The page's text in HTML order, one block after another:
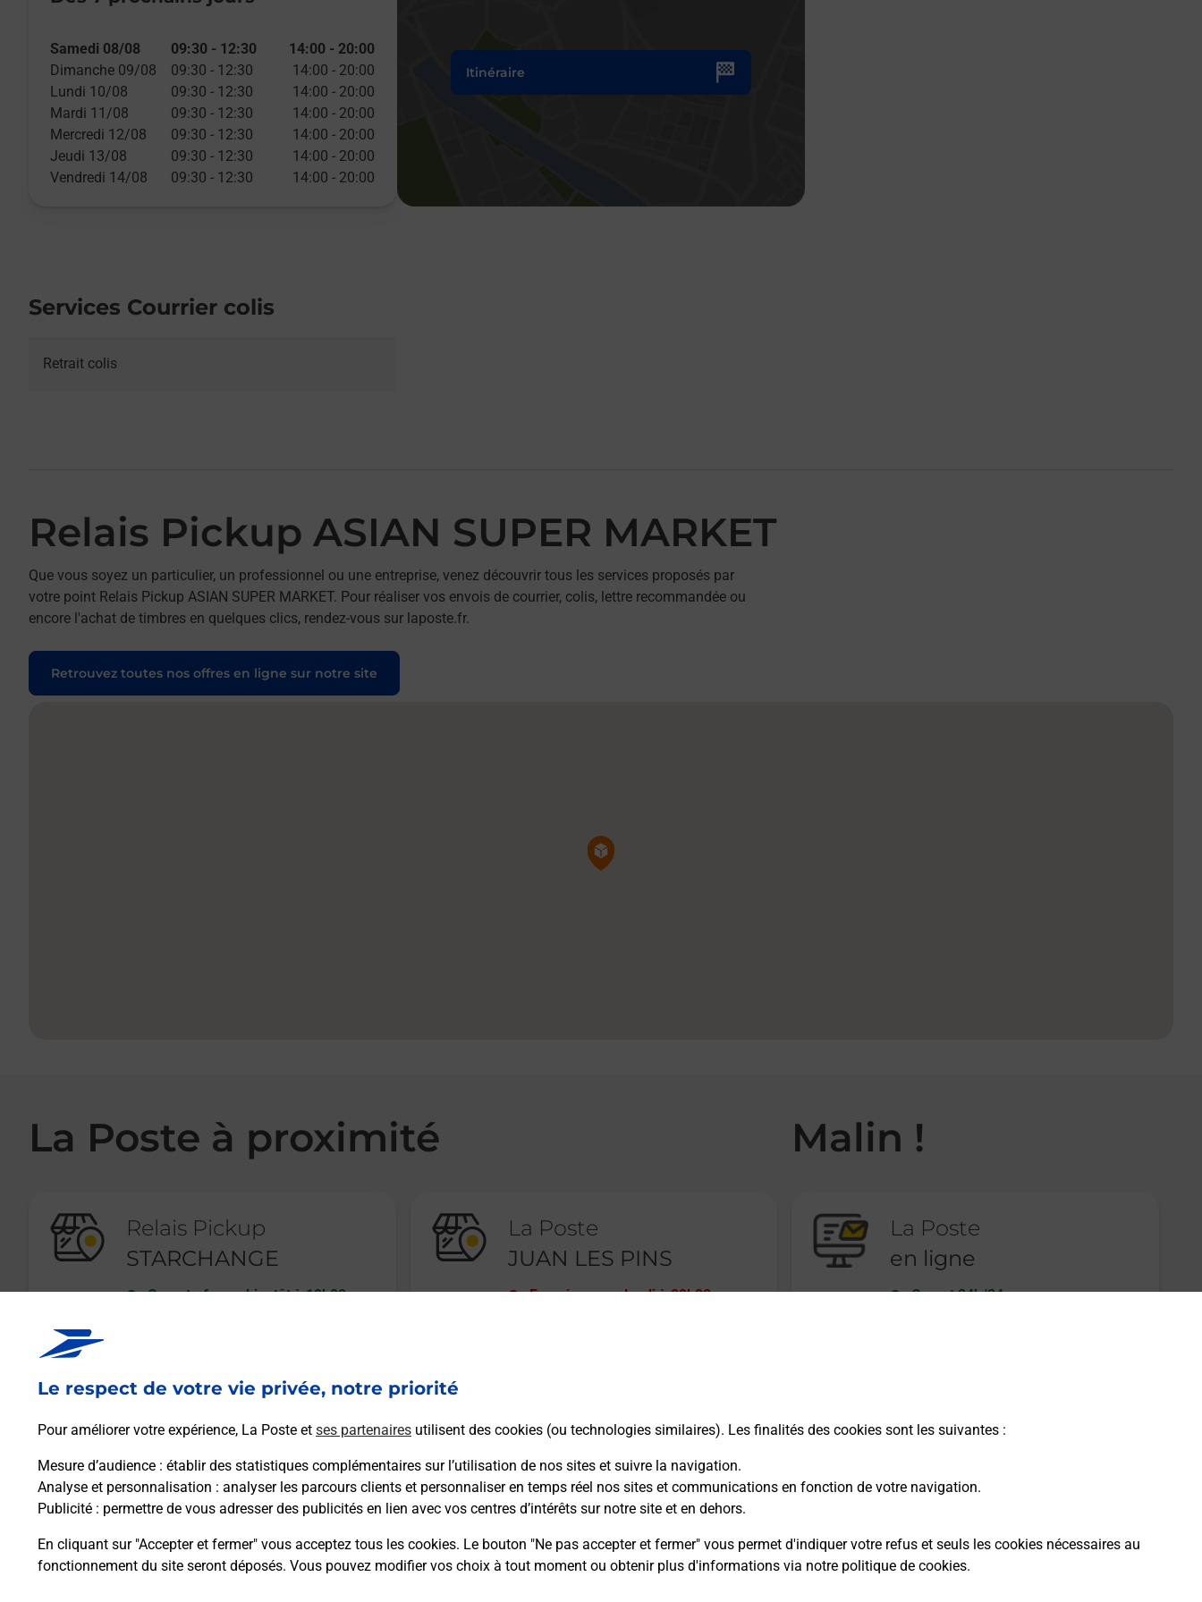
Le respect de votre vie privée, notre priorité
Pour améliorer votre expérience, La Poste et ses partenaires utilisent des cookies (ou technologies similaires). Les finalités des cookies sont les suivantes :
Mesure d’audience : établir des statistiques complémentaires sur l’utilisation de nos sites et suivre la navigation.
Analyse et personnalisation : analyser les parcours clients et personnaliser en temps réel nos sites et communications en fonction de votre navigation.
Publicité : permettre de vous adresser des publicités en lien avec vos centres d’intérêts sur notre site et en dehors.
En cliquant sur "Accepter et fermer" vous acceptez tous les cookies. Le bouton "Ne pas accepter et fermer" vous permet d'indiquer votre refus et seuls les cookies nécessaires au
fonctionnement du site seront déposés. Vous pouvez modifier vos choix à tout moment ou obtenir plus d'informations via notre politique de cookies.
Samedi 08/08 09:30 - 12:30 14:00 - 20:00
Dimanche 09/08
09:30 - 12:30 14:00 - 20:00
Lundi 10/08
09:30 - 12:30 14:00 - 20:00
Mardi 11/08
09:30 - 12:30 14:00 - 20:00
Mercredi 12/08
09:30 - 12:30 14:00 - 20:00
Jeudi 13/08
09:30 - 12:30 14:00 - 20:00
Vendredi 14/08
09:30 - 12:30 14:00 - 20:00
Itinéraire
Services Courrier colis
Retrait colis
Relais Pickup ASIAN SUPER MARKET
Que vous soyez un particulier, un professionnel ou une entreprise, venez découvrir tous les services proposés par
votre point Relais Pickup ASIAN SUPER MARKET. Pour réaliser vos envois de courrier, colis, lettre recommandée ou
encore l'achat de timbres en quelques clics, rendez-vous sur laposte.fr.
Retrouvez toutes nos offres en ligne sur notre site
Pin de la carte
La Poste à proximité
Relais Pickup
STARCHANGE
Ouvert-ferme bientôt à 19h00
En savoir plus
La Poste
JUAN LES PINS
Fermé-ouvre lundi à 09h00
Malin !
La Poste
en ligne
Ouvert 24h/24